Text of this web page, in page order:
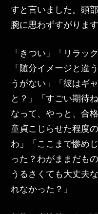
すと言いました。頭
腕に思わずすがります
「きつい」「リラッ
「随分イメージと違
うがない」「彼はギ
と？」「すごい期待
なって、やっと、合
童貞こじらせた程度
わ」「ここまで惨め
った？わがままだも
うるさくても大丈夫
れなかった？」